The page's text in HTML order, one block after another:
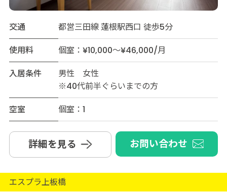
交通
都営三田線 蓮根駅西口 徒歩5分
使用料
個室：¥10,000～¥46,000/月
入居条件
男性 女性
※40代前半ぐらいまでの方
空室
個室：1
詳細を見る お問い合わせ
エスプラ上板橋